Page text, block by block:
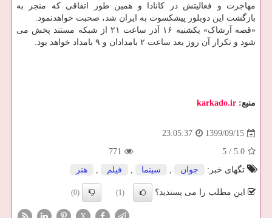
مهاجرت و فعالیتش در کانادا و همین طور اتفاقی که منجر به
بازگشت این دوبلور پیشکسوت به ایران شد، صحبت خواهدنمود.
«قصه آرشاک» یکشنبه ۱۶ آذر ساعت ۲۱ از شبکه مستند پخش می
شود و تکرار آن روز بعد ساعت ۲ بامدادان و ۹ بامداد خواهد بود.
منبع: karkado.ir
1399/09/15
23:05:37
5.0
/
5
771
تگهای خبر:
جوان , سینما , فیلم , هنر
این مطلب را می پسندید؟ (1)
(0)